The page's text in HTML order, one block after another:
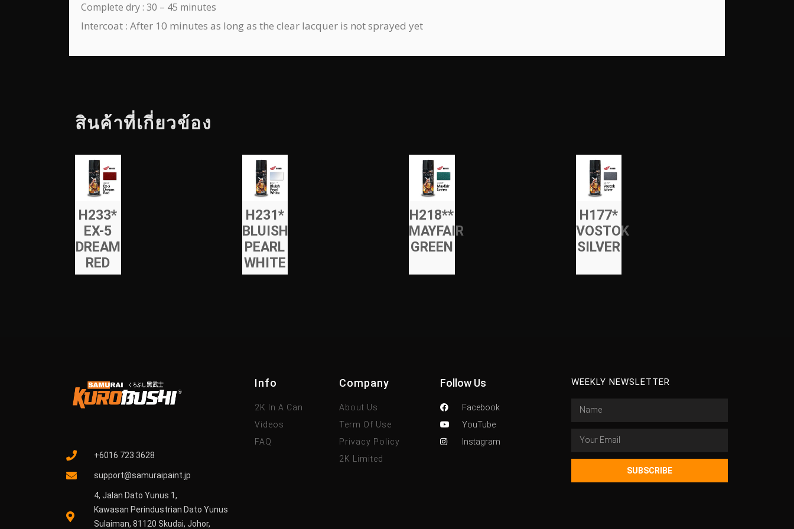
Complete dry : 30 – 45 minutes
Intercoat : After 10 minutes as long as the clear lacquer is not sprayed yet
สินค้าที่เกี่ยวข้อง
H233*
EX-5
DREAM
RED
H231*
BLUISH
PEARL
WHITE
H218**
MAYFAIR
GREEN
H177*
VOSTOK
SILVER
+6016 723 3628
support@samuraipaint.jp
4, Jalan Dato Yunus 1,
Kawasan Perindustrian Dato Yunus
Sulaiman, 81120 Skudai, Johor,
Info
2K In A Can
Videos
FAQ
Company
About Us
Term Of Use
Privacy Policy
2K Limited
Follow Us
Facebook
YouTube
Instagram
WEEKLY NEWSLETTER
SUBSCRIBE